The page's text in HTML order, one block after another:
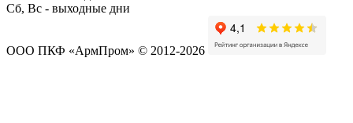
Сб, Вс - выходные дни
ООО ПКФ «АрмПром» © 2012-2026